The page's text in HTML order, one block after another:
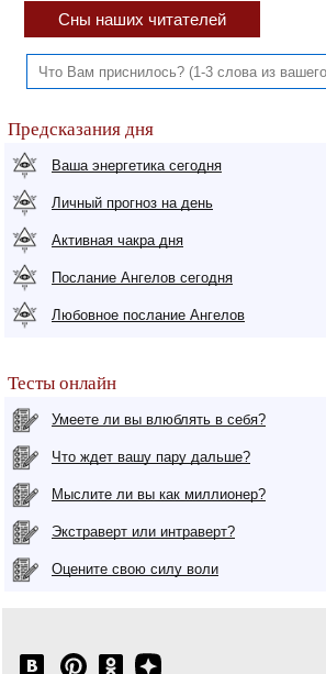
Сны наших читателей
Предсказания дня
Ваша энергетика сегодня
Личный прогноз на день
Активная чакра дня
Послание Ангелов сегодня
Любовное послание Ангелов
Тесты онлайн
Умеете ли вы влюблять в себя?
Что ждет вашу пару дальше?
Мыслите ли вы как миллионер?
Экстраверт или интраверт?
Оцените свою силу воли